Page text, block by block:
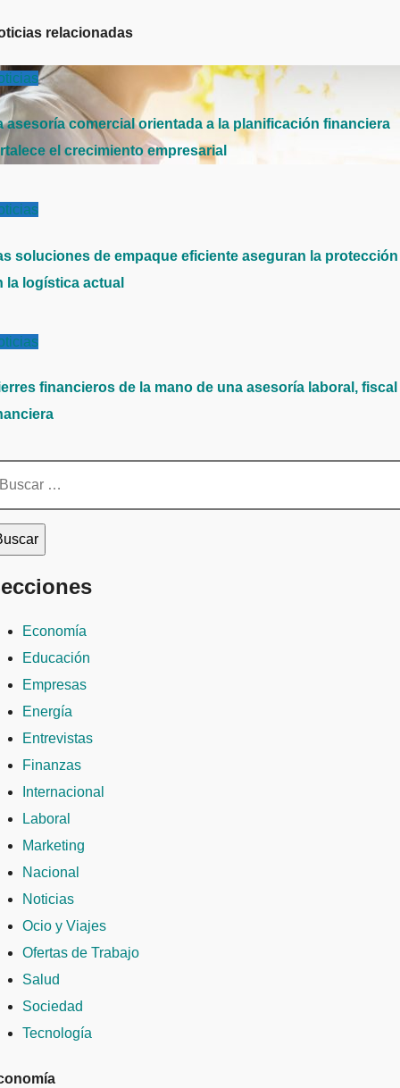
relacionadas
asesoría comercial orientada a la planificación financiera
el crecimiento empresarial
soluciones de empaque eficiente aseguran la protección
la logística actual
financieros de la mano de una asesoría laboral, fiscal
Economía
Educación
Empresas
Energía
Entrevistas
Finanzas
Internacional
Laboral
Marketing
Nacional
Noticias
Ocio y Viajes
Ofertas de Trabajo
Salud
Sociedad
Tecnología